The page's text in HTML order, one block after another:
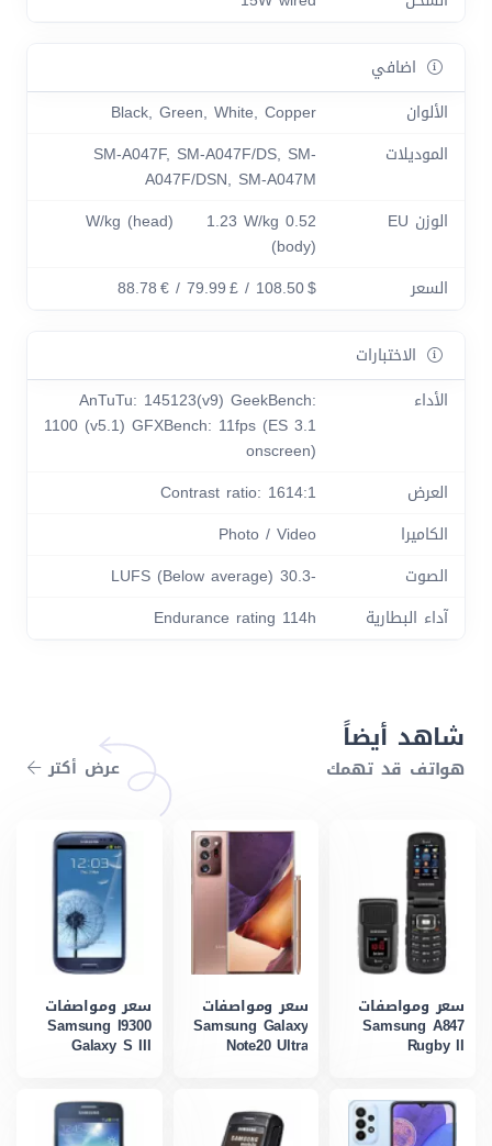
اضافي
الألوان
Black, Green, White, Copper
الموديلات
SM-A047F, SM-A047F/DS, SM-
A047F/DSN, SM-A047M
الوزن EU
0.52 W/kg (head) 1.23 W/kg
(body)
السعر
$ 108.50 / £ 79.99 / € 88.78
الاختبارات
الأداء
AnTuTu: 145123(v9) GeekBench:
1100 (v5.1) GFXBench: 11fps (ES 3.1
onscreen)
العرض
Contrast ratio: 1614:1
الكاميرا
Photo / Video
الصوت
-30.3 LUFS (Below average)
آداء البطارية
Endurance rating 114h
شاهد أيضاً
هواتف قد تهمك عرض أكتر
سعر ومواصفات
Samsung A847
Rugby II
سعر ومواصفات
Samsung Galaxy
Note20 Ultra
سعر ومواصفات
Samsung I9300
Galaxy S III